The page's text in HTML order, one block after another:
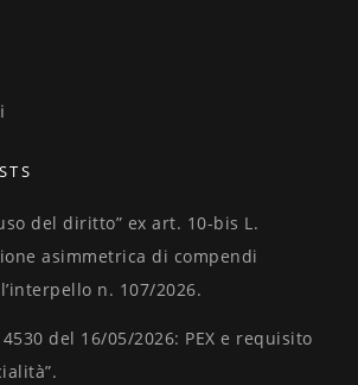
del diritto” ex art. 10-bis L.
asimmetrica di compendi
n. 107/2026.
del 16/05/2026: PEX e requisito